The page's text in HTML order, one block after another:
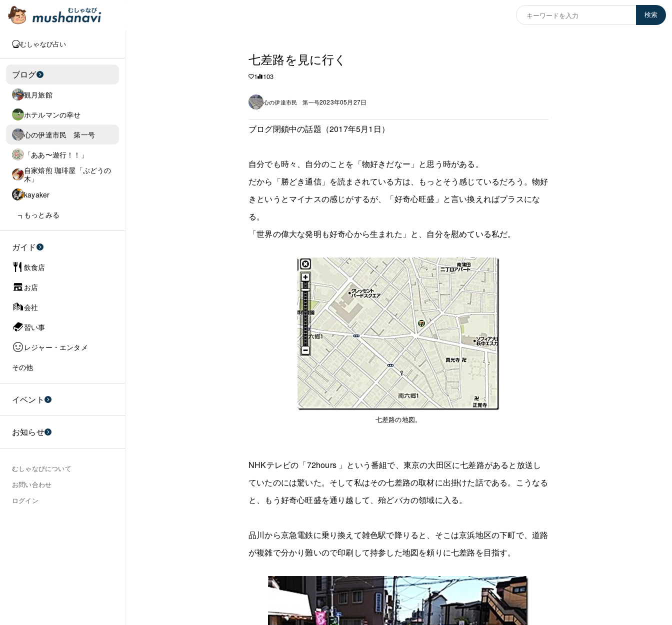
検索
むしゃなび占い
ブログ
観月旅館
ホテルマンの幸せ
心の伊達市民 第一号
「ああ〜遊行！！」
自家焙煎 珈琲屋「ぶどうの
木」
kayaker
もっとみる
ガイド
飲食店
お店
会社
習い事
レジャー・エンタメ
その他
イベント
お知らせ
むしゃなびについて
お問い合わせ
ログイン
七差路を見に行く
1 103
心の伊達市民 第一号2023年05月27日
ブログ閉鎖中の話題（2017年5月1日）
自分でも時々、自分のことを「物好きだなー」と思う時がある。
だから「勝どき通信」を読まされている方は、もっとそう感じているだろう。物好
きというとマイナスの感じがするが、「好奇心旺盛」と言い換えればプラスにな
る。
「世界の偉大な発明も好奇心から生まれた」と、自分を慰めている私だ。
七差路の地図。
NHKテレビの「72hours 」という番組で、東京の大田区に七差路があると放送し
ていたのには驚いた。そして私はその七差路の取材に出掛けた話である。こうなる
と、もう好奇心旺盛を通り越して、殆どバカの領域に入る。
品川から京急電鉄に乗り換えて雑色駅で降りると、そこは京浜地区の下町で、道路
が複雑で分かり難いので印刷して持参した地図を頼りに七差路を目指す。